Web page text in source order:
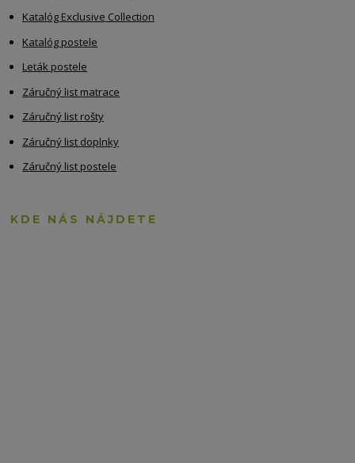
Katalóg Exclusive Collection
Katalóg postele
Leták postele
Záručný list matrace
Záručný list rošty
Záručný list doplnky
Záručný list postele
KDE NÁS NÁJDETE